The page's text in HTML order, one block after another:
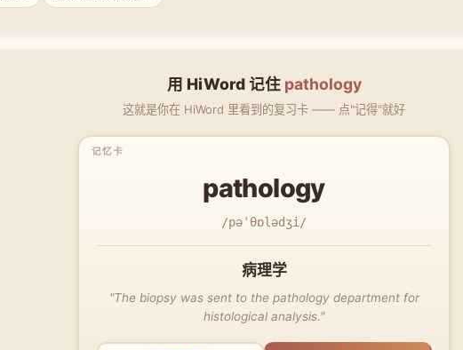
用 HiWord 记住 pathology
这就是你在 HiWord 里看到的复习卡 —— 点"记得"就好
pathology
/pəˈθɒlədʒi/
病理学
"The biopsy was sent to the pathology department for
histological analysis."